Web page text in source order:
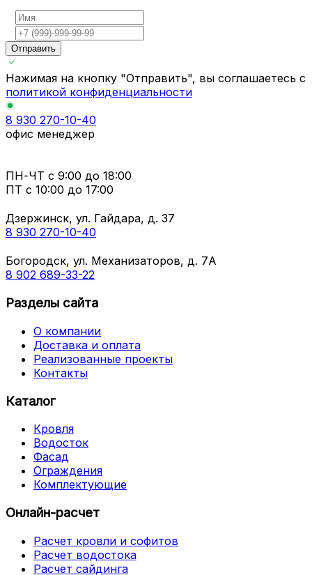
Отправить
Нажимая на кнопку "Отправить", вы соглашаетесь с
политикой конфиденциальности
8 930 270-10-40
офис менеджер
ПН-ЧТ с 9:00 до 18:00
ПТ с 10:00 до 17:00
Дзержинск, ул. Гайдара, д. 37
8 930 270-10-40
Богородск, ул. Механизаторов, д. 7А
8 902 689-33-22
Разделы сайта
О компании
Доставка и оплата
Реализованные проекты
Контакты
Каталог
Кровля
Водосток
Фасад
Ограждения
Комплектующие
Онлайн-расчет
Расчет кровли и софитов
Расчет водостока
Расчет сайдинга